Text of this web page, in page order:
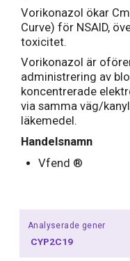
Vorikonazol ökar
Curve) för NSAID,
toxicitet.
Vorikonazol är
administrering av
koncentrerade
via samma väg/
läkemedel.
Handelsnamn
Vfend ®
Analyserade gener
CYP2C19